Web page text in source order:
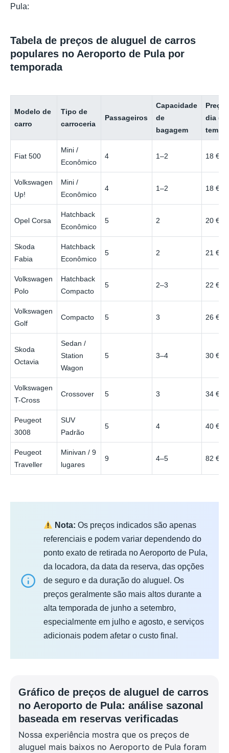
Pula:
Tabela de preços de aluguel de carros
populares no Aeroporto de Pula por
temporada
Modelo de
carro
Tipo de
carroceria
Passageiros
Capacidade
de
bagagem
Preço
dia
Fiat 500
Mini /
Econômico
4 1–2 18 €
Volkswagen
Up!
Mini /
Econômico
4 1–2 18 €
Opel Corsa
Hatchback
Econômico
5 2 20 €
Skoda
Fabia
Hatchback
Econômico
5 2 21 €
Volkswagen
Polo
Hatchback
Compacto
5 2–3 22 €
Volkswagen
Golf
Compacto 5 3 26 €
Skoda
Octavia
Sedan /
Station
Wagon
5 3–4 30 €
Volkswagen
T-Cross
Crossover 5 3 34 €
Peugeot
3008
SUV
Padrão
5 4 40 €
Peugeot
Traveller
Minivan / 9
lugares
9 4–5 82 €
Nota: Os preços indicados são apenas
referenciais e podem variar dependendo do
ponto exato de retirada no Aeroporto de Pula,
da locadora, da data da reserva, das opções
de seguro e da duração do aluguel. Os
preços geralmente são mais altos durante a
alta temporada de junho a setembro,
especialmente em julho e agosto, e serviços
adicionais podem afetar o custo final.
Gráfico de preços de aluguel de carros
no Aeroporto de Pula: análise sazonal
baseada em reservas verificadas
Nossa experiência mostra que os preços de
aluguel mais baixos no Aeroporto de Pula foram